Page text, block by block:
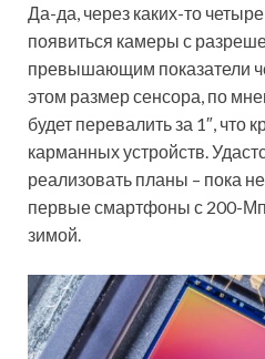
Да-да, через каких-то
появиться камеры с
превышающим показатели
этом размер сенсора, по
будет перевалить за 1″, что
карманных устройств.
реализовать планы – пока
первые смартфоны с 200-
зимой.